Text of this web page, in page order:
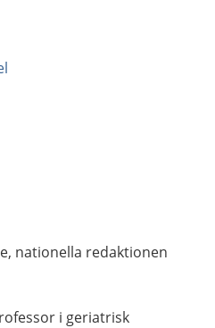
nationella redaktionen
i geriatrisk